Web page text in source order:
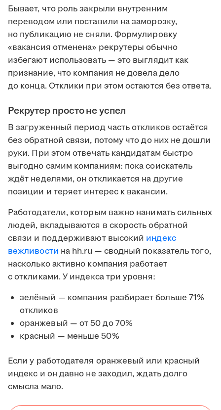
Бывает, что роль закрыли внутренним
переводом или поставили на заморозку,
но публикацию не сняли. Формулировку
«вакансия отменена» рекрутеры обычно
избегают использовать — это выглядит как
признание, что компания не довела дело
до конца. Отклики при этом остаются без ответа.
Рекрутер просто не успел
В загруженный период часть откликов остаётся
без обратной связи, потому что до них не дошли
руки. При этом отвечать кандидатам быстро
выгодно самим компаниям: пока соискатель
ждёт неделями, он откликается на другие
позиции и теряет интерес к вакансии.
Работодатели, которым важно нанимать сильных
людей, вкладываются в скорость обратной
связи и поддерживают высокий индекс
вежливости на hh.ru — сводный показатель того,
насколько активно компания работает
с откликами. У индекса три уровня:
зелёный — компания разбирает больше 71%
откликов
оранжевый — от 50 до 70%
красный — меньше 50%
Если у работодателя оранжевый или красный
индекс и он давно не заходил, ждать долго
смысла мало.